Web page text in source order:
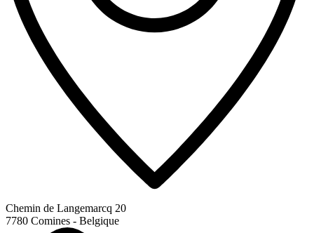
Chemin de Langemarcq 20
7780 Comines - Belgique